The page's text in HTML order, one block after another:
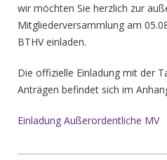
wir möchten Sie herzlich zur
Mitgliederversammlung am
BTHV einladen.
Die offizielle Einladung mit der
Anträgen befindet sich im
Einladung Außerordentliche MV